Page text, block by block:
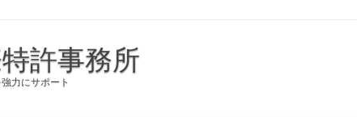
許事務所
力にサポート